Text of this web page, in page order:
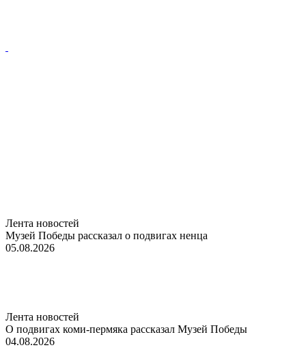
Лента новостей
Музей Победы рассказал о подвигах ненца
05.08.2026
Лента новостей
О подвигах коми-пермяка рассказал Музей Победы
04.08.2026